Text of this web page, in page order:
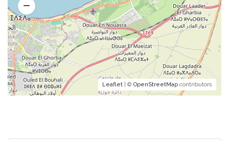
Leaflet | © OpenStreetMap contributors